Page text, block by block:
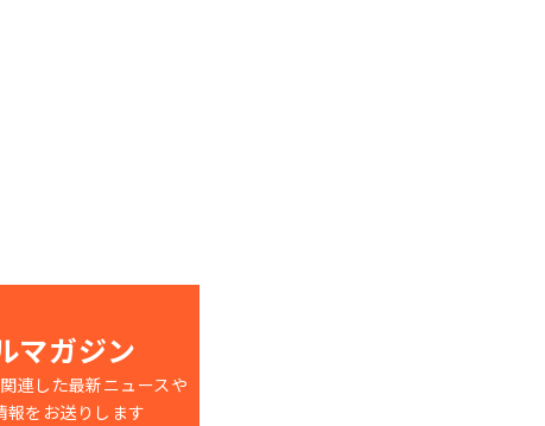
マガジン
連した最新ニュースや
報をお送りします